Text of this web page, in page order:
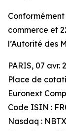
commerce et
l’Autorité des
PARIS, 07 avr.
Place de
Euronext
Code ISIN :
Nasdaq : NBTX